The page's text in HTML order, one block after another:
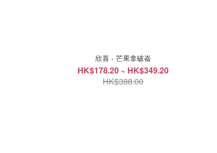
欣喜 - 芒果拿破崙
HK$178.20 ~ HK$349.20
HK$388.00